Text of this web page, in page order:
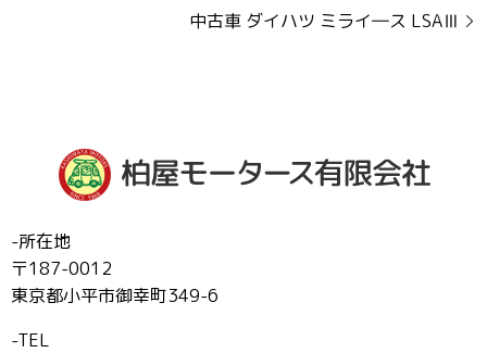
中古車 ダイハツ ミライ―ス LSAⅢ
-所在地
〒187-0012
東京都小平市御幸町349-6
-TEL